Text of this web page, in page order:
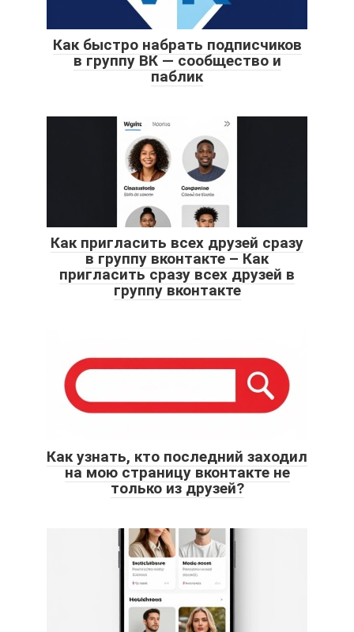
Как быстро набрать подписчиков
в группу ВК — сообщество и
паблик
Как пригласить всех друзей сразу
в группу вконтакте – Как
пригласить сразу всех друзей в
группу вконтакте
Как узнать, кто последний заходил
на мою страницу вконтакте не
только из друзей?